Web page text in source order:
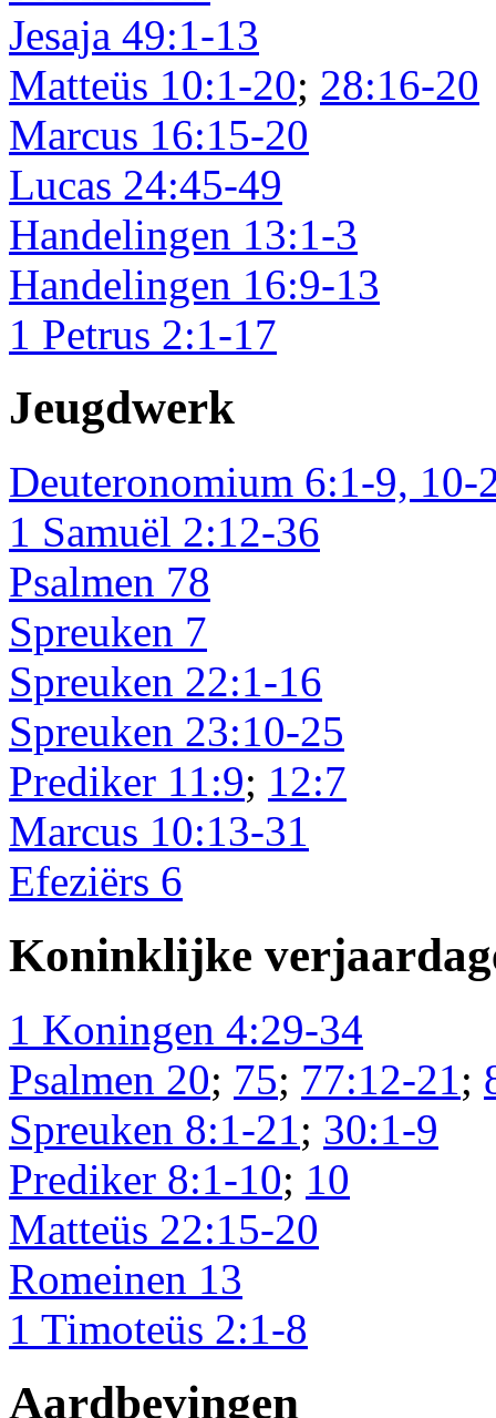
Jesaja 49:1-13
Matteüs 10:1-20; 28:16-20
Marcus 16:15-20
Lucas 24:45-49
Handelingen 13:1-3
Handelingen 16:9-13
1 Petrus 2:1-17
Jeugdwerk
Deuteronomium 6:1-9, 10-
1 Samuël 2:12-36
Psalmen 78
Spreuken 7
Spreuken 22:1-16
Spreuken 23:10-25
Prediker 11:9; 12:7
Marcus 10:13-31
Efeziërs 6
Koninklijke
1 Koningen 4:29-34
Psalmen 20; 75; 77:12-21;
Spreuken 8:1-21; 30:1-9
Prediker 8:1-10; 10
Matteüs 22:15-20
Romeinen 13
1 Timoteüs 2:1-8
Aardbevingen